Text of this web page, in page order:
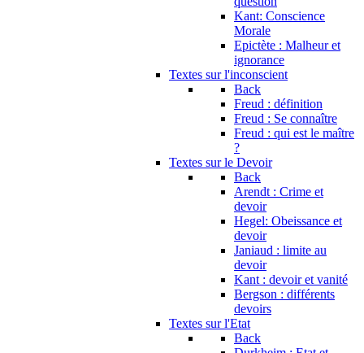
Kant: Conscience
Morale
Epictète : Malheur et
ignorance
Textes sur l'inconscient
Back
Freud : définition
Freud : Se connaître
Freud : qui est le maître
?
Textes sur le Devoir
Back
Arendt : Crime et
devoir
Hegel: Obeissance et
devoir
Janiaud : limite au
devoir
Kant : devoir et vanité
Bergson : différents
devoirs
Textes sur l'Etat
Back